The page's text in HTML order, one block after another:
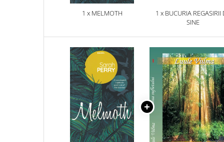
1 x MELMOTH
1 x BUCURIA REGASIRII
SINE